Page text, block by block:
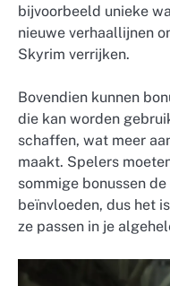
bijvoorbeeld unieke
nieuwe verhaallijnen
Skyrim verrijken.
Bovendien kunnen
die kan worden
schaffen, wat meer
maakt. Spelers
sommige bonussen
beïnvloeden, dus het
ze passen in je